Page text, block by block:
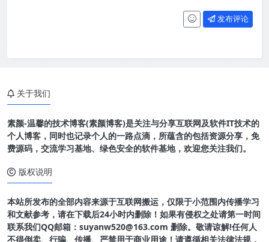
发布评论
关于我们
素颜-温馨的技术博客(素颜博客)是关注与分享互联网及软件IT技术的
个人博客，同时也记录个人的一路点滴，所蕴含的包括资源分享，免
费源码，交流学习基地、绿色安全的软件基地，欢迎您关注我们。
版权说明
本站所发布的全部内容来源于互联网搬运，仅限于小范围内传播学习
和文献参考，请在下载后24小时内删除！如果有侵权之处请第一时间
联系我们QQ邮箱：suyanw520@163.com 删除。敬请谅解!任何人
不得倒卖、行骗、传播、严禁用于商业用途！请遵循相关法律法规，